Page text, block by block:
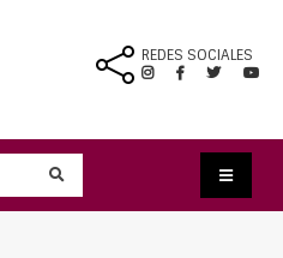
REDES SOCIALES